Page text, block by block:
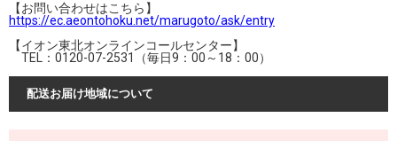
【お問い合わせはこちら】
https://ec.aeontohoku.net/marugoto/ask/entry
【イオン東北オンラインコールセンター】
TEL：0120-07-2531（毎日9：00～18：00）
配送お届け地域について